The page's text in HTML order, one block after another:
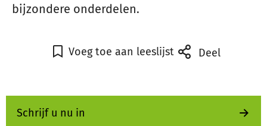
bijzondere onderdelen.
Voeg toe aan leeslijst Deel
Schrijf u nu in